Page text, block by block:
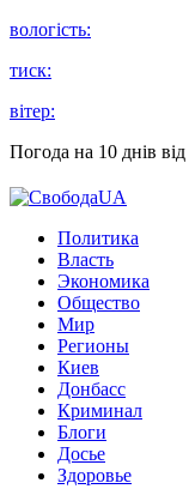
вологість:
тиск:
вітер:
Погода на 10 днів від
Политика
Власть
Экономика
Общество
Мир
Регионы
Киев
Донбасс
Криминал
Блоги
Досье
Здоровье